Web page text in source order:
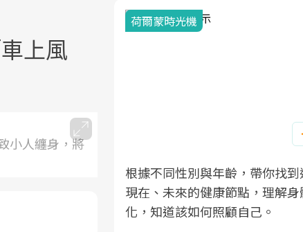
上風
小人纏身，將
員會」與「長
而引導實際的
荷爾蒙時光機
根據不同性別與年齡，帶你找到
現在、未來的健康節點，理解身
化，知道該如何照顧自己。